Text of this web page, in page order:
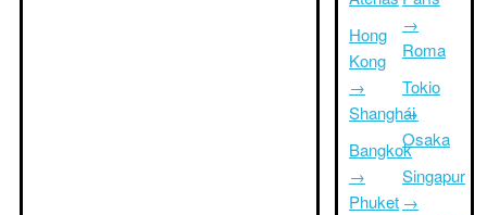
Hong
Kong
→
Shanghái
Bangkok
→
Phuket
→
Roma
Tokio
→
Osaka
Singapur
→